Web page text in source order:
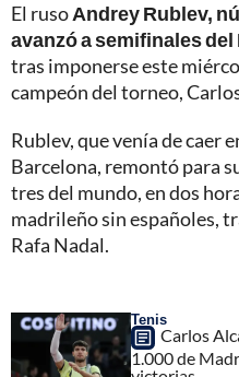
El rusoAndrey Rublev,
avanzó a semifinales del
tras imponerse este
campeón del torneo,
Rublev, que venía de caer
Barcelona, remontó para
tres del mundo, en dos
madrileño sin españoles,
Rafa Nadal.
Tenis
Carlos
1.000 de